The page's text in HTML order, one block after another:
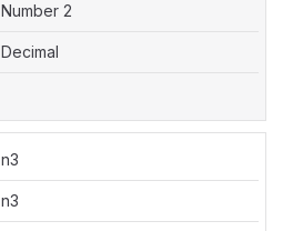
Number 2
Decimal
n3
n3